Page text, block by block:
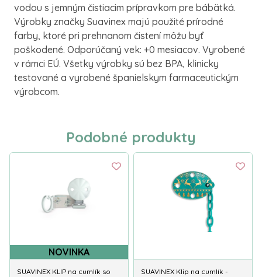
vodou s jemným čistiacim prípravkom pre bábätká.
Výrobky značky Suavinex majú použité prírodné
farby, ktoré pri prehnanom čistení môžu byť
poškodené. Odporúčaný vek: +0 mesiacov. Vyrobené
v rámci EÚ. Všetky výrobky sú bez BPA, klinicky
testované a vyrobené španielskym farmaceutickým
výrobcom.
Podobné produkty
NOVINKA
SUAVINEX KLIP na cumlík so
SUAVINEX Klip na cumlík -